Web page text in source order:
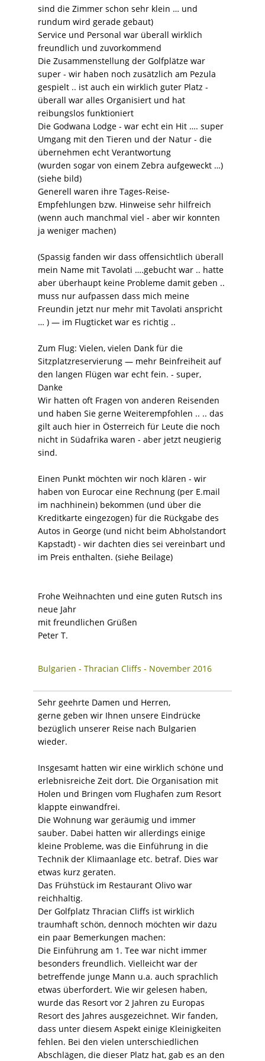
sind die Zimmer schon sehr klein … und
rundum wird gerade gebaut)
Service und Personal war überall wirklich
freundlich und zuvorkommend
Die Zusammenstellung der Golfplätze war
super - wir haben noch zusätzlich am Pezula
gespielt .. ist auch ein wirklich guter Platz -
überall war alles Organisiert und hat
reibungslos funktioniert
Die Godwana Lodge - war echt ein Hit …. super
Umgang mit den Tieren und der Natur - die
übernehmen echt Verantwortung
(wurden sogar von einem Zebra aufgeweckt …)
(siehe bild)
Generell waren ihre Tages-Reise-
Empfehlungen bzw. Hinweise sehr hilfreich
(wenn auch manchmal viel - aber wir konnten
ja weniger machen)
(Spassig fanden wir dass offensichtlich überall
mein Name mit Tavolati ….gebucht war .. hatte
aber überhaupt keine Probleme damit geben ..
muss nur aufpassen dass mich meine
Freundin jetzt nur mehr mit Tavolati anspricht
… ) — im Flugticket war es richtig ..
Zum Flug: Vielen, vielen Dank für die
Sitzplatzreservierung — mehr Beinfreiheit auf
den langen Flügen war echt fein. - super,
Danke
Wir hatten oft Fragen von anderen Reisenden
und haben Sie gerne Weiterempfohlen .. .. das
gilt auch hier in Österreich für Leute die noch
nicht in Südafrika waren - aber jetzt neugierig
sind.
Einen Punkt möchten wir noch klären - wir
haben von Eurocar eine Rechnung (per E.mail
im nachhinein) bekommen (und über die
Kreditkarte eingezogen) für die Rückgabe des
Autos in George (und nicht beim Abholstandort
Kapstadt) - wir dachten dies sei vereinbart und
im Preis enthalten. (siehe Beilage)
Frohe Weihnachten und eine guten Rutsch ins
neue Jahr
mit freundlichen Grüßen
Peter T.
Bulgarien - Thracian Cliffs - November 2016
Sehr geehrte Damen und Herren,
gerne geben wir Ihnen unsere Eindrücke
bezüglich unserer Reise nach Bulgarien
wieder.
Insgesamt hatten wir eine wirklich schöne und
erlebnisreiche Zeit dort. Die Organisation mit
Holen und Bringen vom Flughafen zum Resort
klappte einwandfrei.
Die Wohnung war geräumig und immer
sauber. Dabei hatten wir allerdings einige
kleine Probleme, was die Einführung in die
Technik der Klimaanlage etc. betraf. Dies war
etwas kurz geraten.
Das Frühstück im Restaurant Olivo war
reichhaltig.
Der Golfplatz Thracian Cliffs ist wirklich
traumhaft schön, dennoch möchten wir dazu
ein paar Bemerkungen machen:
Die Einführung am 1. Tee war nicht immer
besonders freundlich. Vielleicht war der
betreffende junge Mann u.a. auch sprachlich
etwas überfordert. Wie wir gelesen haben,
wurde das Resort vor 2 Jahren zu Europas
Resort des Jahres ausgezeichnet. Wir fanden,
dass unter diesem Aspekt einige Kleinigkeiten
fehlen. Bei den vielen unterschiedlichen
Abschlägen, die dieser Platz hat, gab es an den